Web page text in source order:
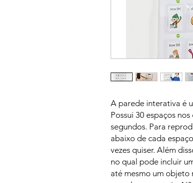
A parede interativa é
Possui 30 espaços
segundos. Para
abaixo de cada
vezes quiser. Além
no qual pode incluir
até mesmo um objeto